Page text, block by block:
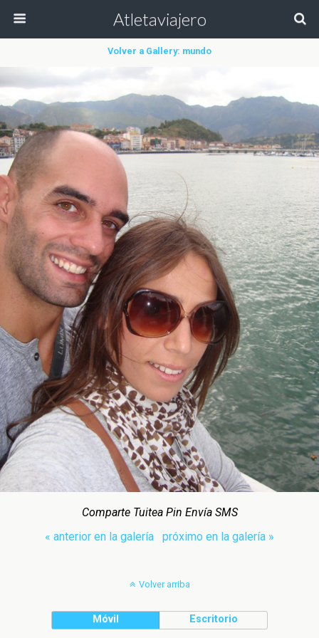
Atletaviajero
Volver a Gallery: mundo
Comparte Tuitea Pin Envía SMS
« anterior en la galería
próximo en la galería »
Volver arriba
Móvil Escritorio